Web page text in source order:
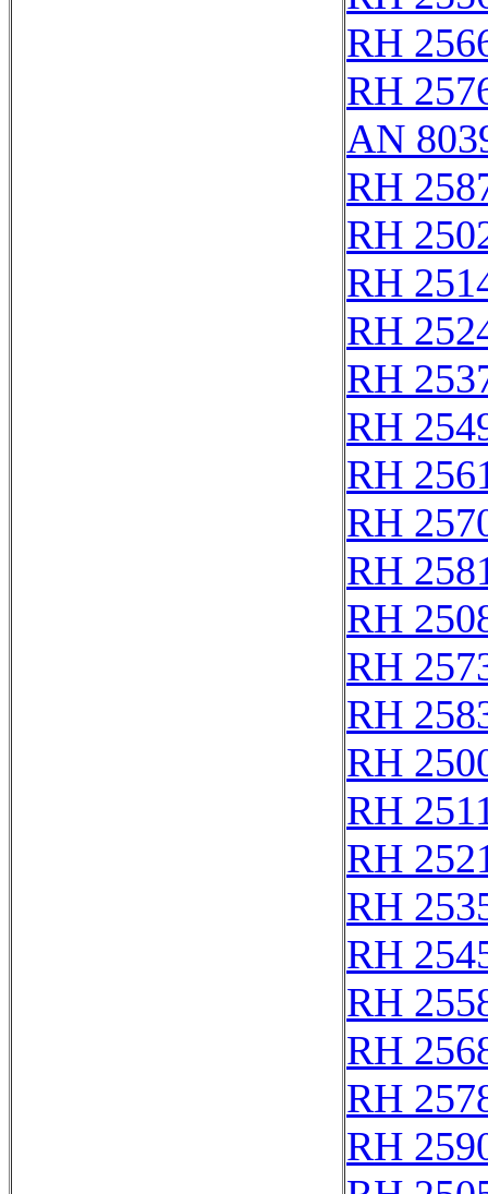
RH
RH
AN
RH
RH
RH
RH
RH
RH
RH
RH
RH
RH
RH
RH
RH
RH
RH
RH
RH
RH
RH
RH
RH